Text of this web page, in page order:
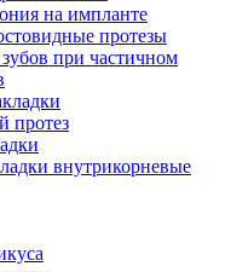
на импланте
протезы
при частичном
протез
внутрикорневые